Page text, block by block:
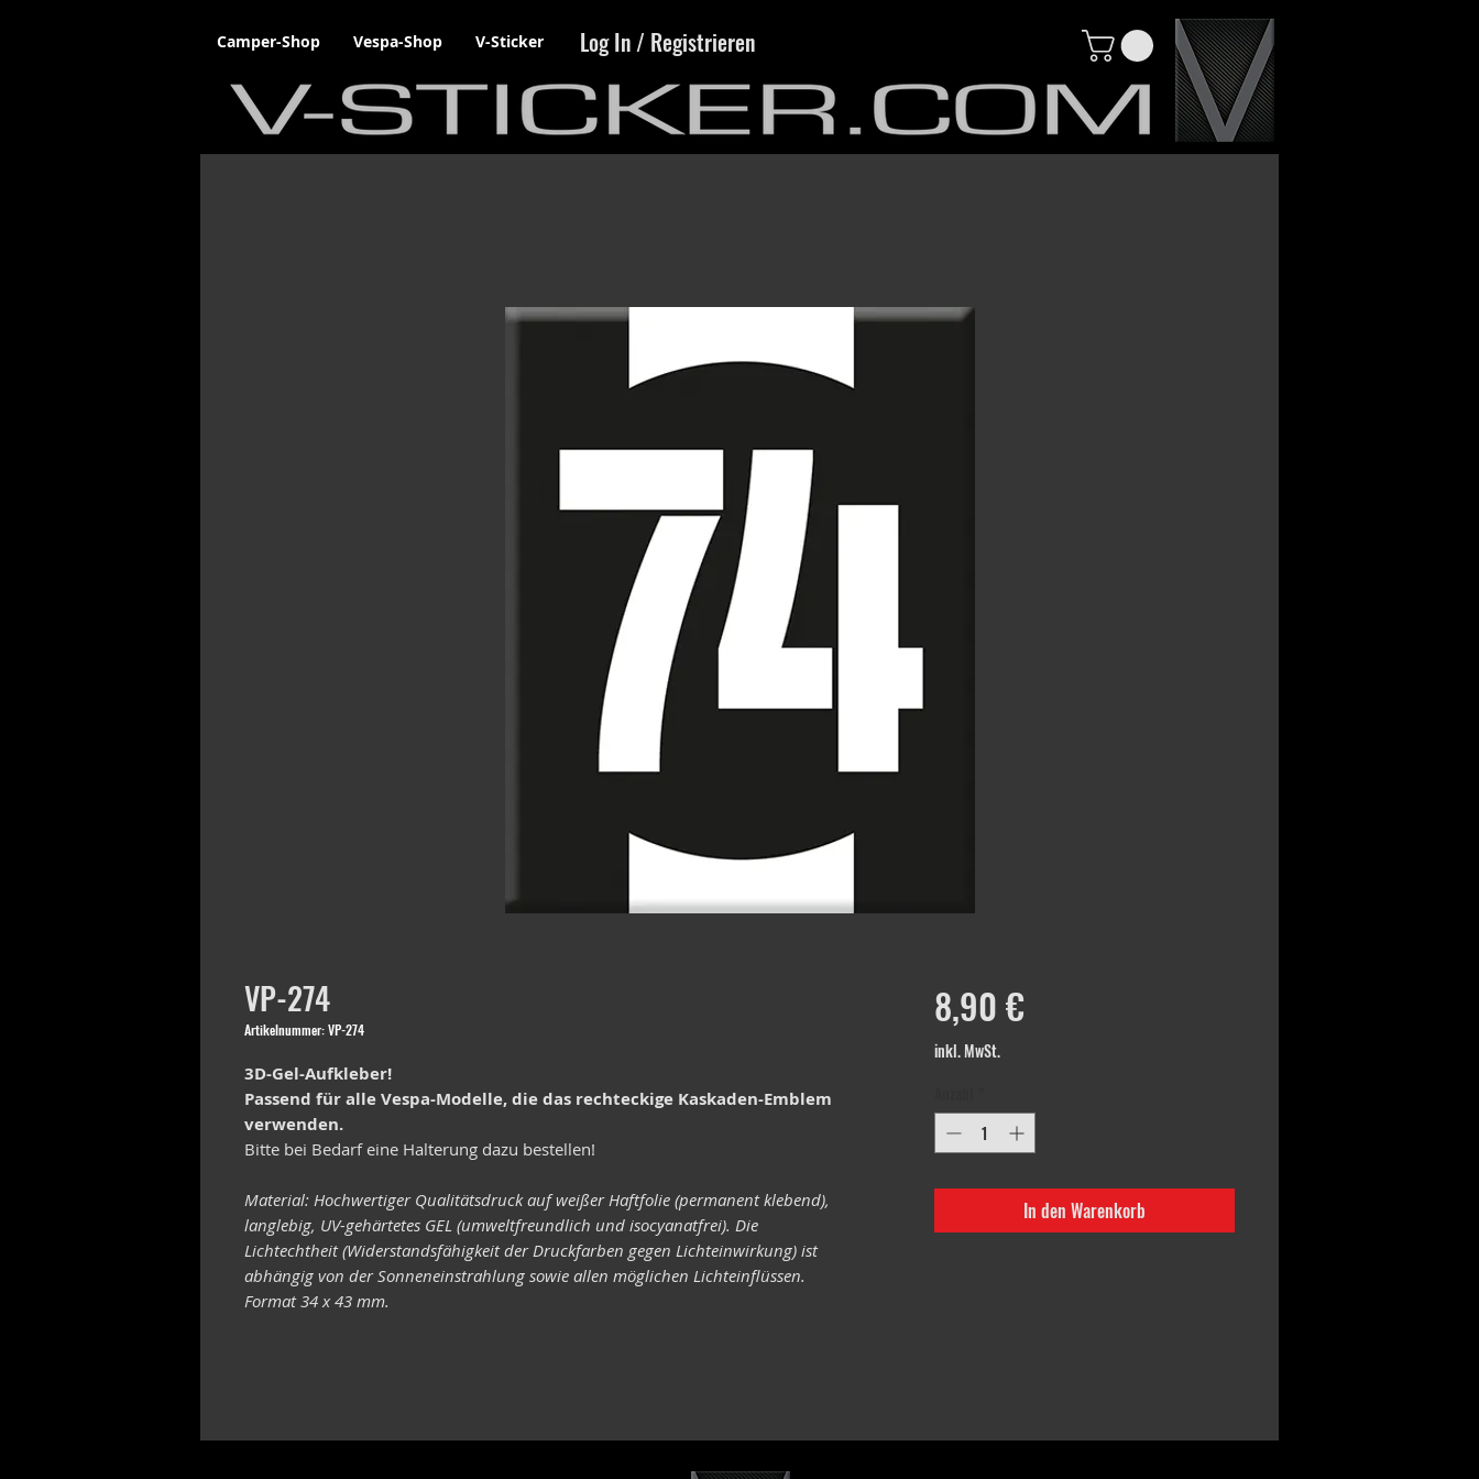
Camper-Shop Vespa-Shop V-Sticker Log In / Registrieren
VP-274
Artikelnummer: VP-274
3D-Gel-Aufkleber!
Passend für alle Vespa-Modelle, die das rechteckige Kaskaden-Emblem
verwenden.
Bitte bei Bedarf eine Halterung dazu bestellen!
Material: Hochwertiger Qualitätsdruck auf weißer Haftfolie (permanent klebend),
langlebig, UV-gehärtetes GEL (umweltfreundlich und isocyanatfrei). Die
Lichtechtheit (Widerstandsfähigkeit der Druckfarben gegen Lichteinwirkung) ist
abhängig von der Sonneneinstrahlung sowie allen möglichen Lichteinflüssen.
Format 34 x 43 mm.
8,90 €Preis
inkl. MwSt.
In den Warenkorb